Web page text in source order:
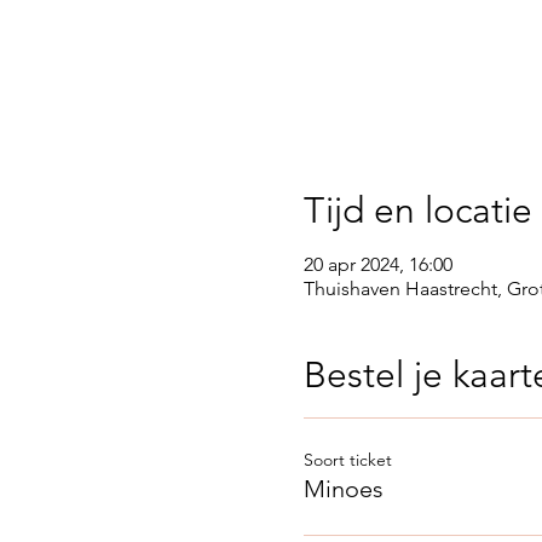
Tijd en locatie
20 apr 2024, 16:00
Thuishaven Haastrecht,
Bestel je
Soort ticket
Minoes